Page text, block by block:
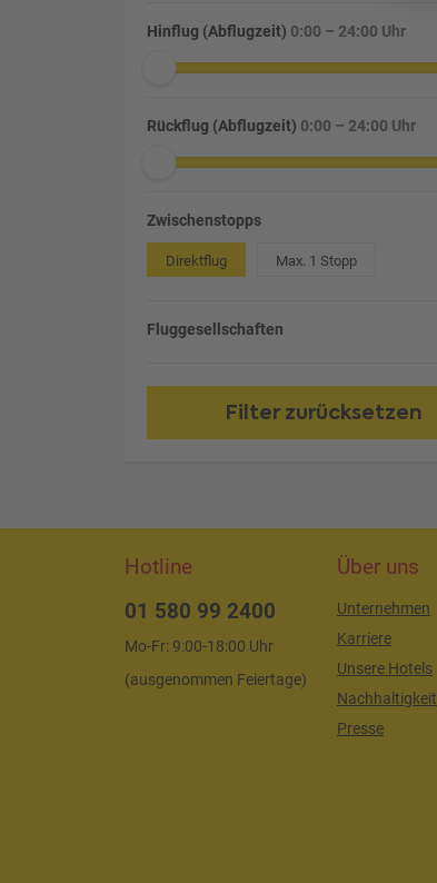
Hinflug (Abflugzeit) 0:00 – 24:00 Uhr
Rückflug (Abflugzeit) 0:00 – 24:00 Uhr
Zwischenstopps
Direktflug Max. 1 Stopp
Fluggesellschaften
Filter zurücksetzen
Hotline
01 580 99 2400
Mo-Fr: 9:00-18:00 Uhr
(ausgenommen Feiertage)
Über uns
Unternehmen
Karriere
Unsere Hotels
Nachhaltigkeit
Presse